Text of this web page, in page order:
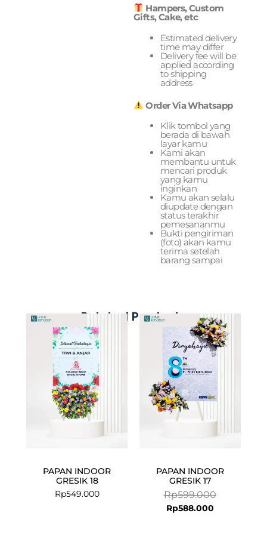
Hampers, Custom
Gifts, Cake, etc
Estimated delivery
time may differ
Delivery fee will be
applied according
to shipping
address
Order Via Whatsapp
Klik tombol yang
berada di bawah
layar kamu
Kami akan
membantu untuk
mencari produk
yang kamu
inginkan
Kamu akan selalu
diupdate dengan
status terakhir
pemesananmu
Bukti pengiriman
(foto) akan kamu
terima setelah
barang sampai
Related Products
PAPAN INDOOR
GRESIK 18
Rp549.000
PAPAN INDOOR
GRESIK 17
Rp599.000
Original
price
was:
Rp599.000.
Rp588.000
Current
price
is:
Rp588.000.